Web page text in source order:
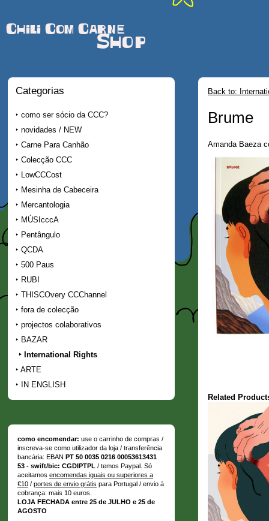
Chili Com Carne
Shop
Categorias
como ser sócio da CCC?
novidades / NEW
Carne Para Canhão
Colecção CCC
LowCCCost
Mesinha de Cabeceira
Mercantologia
MÚSIcccA
Pentângulo
QCDA
500 Paus
RUBI
THISCOvery CCChannel
fora de colecção
projectos colaborativos
BAZAR
International Rights
ARTE
IN ENGLISH
como encomendar: use o carrinho de compras /
inscreva-se como utilizador da loja / transferência
bancária: EBAN PT 50 0035 0216 00053613431
53 - swift/bic: CGDIPTPL / temos Paypal. Só
aceitamos encomendas iguais ou superiores a
€10 / portes de envio grátis para Portugal / envio à
cobrança: mais 10 euros.
LOJA FECHADA entre 25 de JULHO e 25 de
AGOSTO
Back to:
Brume
Amanda Baeza
Related